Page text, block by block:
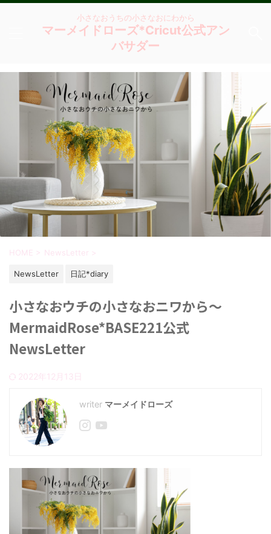
小さなおうちの小さなおにわから
マーメイドローズ*Cricut公式アン
バサダー
HOME > NewsLetter >
NewsLetter 日記*diary
小さなおウチの小さなおニワから～
MermaidRose*BASE221公式
NewsLetter
2022年12月13日
マーメイドローズ